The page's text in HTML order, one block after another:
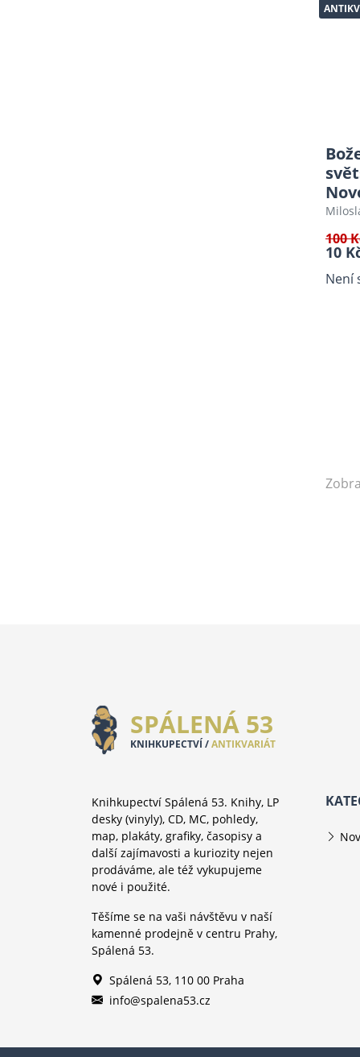
100
10
Není
SPÁLENÁ 53
KNIHKUPECTVÍ /ANTIKVARIÁT
Knihkupectví Spálená 53. Knihy, LP
desky (vinyly), CD, MC, pohledy,
map, plakáty, grafiky, časopisy a
další zajímavosti a kuriozity nejen
prodáváme, ale též vykupujeme
nové i použité.
Těšíme se na vaši návštěvu v naší
kamenné prodejně v centru Prahy,
Spálená 53.
Spálená 53, 110 00 Praha
info@spalena53.cz